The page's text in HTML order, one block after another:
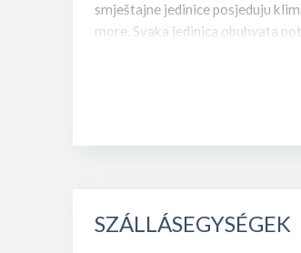
smještajne jedinice posjeduju
more. Svaka jedinica obuhvata
U blizini apartmana Kosta
Apartmani su udaljeni od centra
SZÁLLÁSEGYSÉGEK